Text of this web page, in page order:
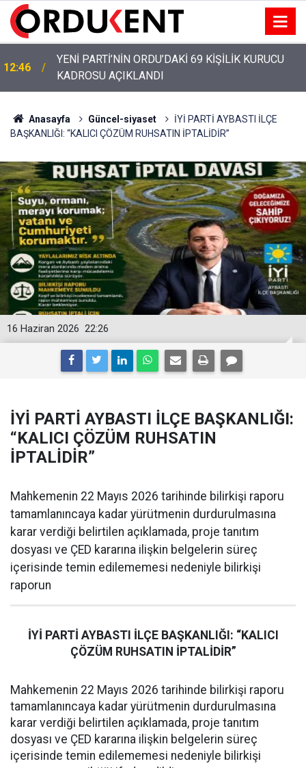
12:22
YENİ PARTİ ALTINORDU’DA KURUCU YÖNETİMİNİ
AÇIKLADI
Anasayfa Güncel-siyaset
İYİ PARTİ AYBASTI İLÇE
BAŞKANLIĞI: “KALICI ÇÖZÜM RUHSATIN İPTALİDİR”
22:26
16 Haziran 2026
İYİ PARTİ AYBASTI İLÇE BAŞKANLIĞI:
“KALICI ÇÖZÜM RUHSATIN
İPTALİDİR”
Mahkemenin 22 Mayıs 2026 tarihinde bilirkişi raporu
tamamlanıncaya kadar yürütmenin durdurulmasına
karar verdiği belirtilen açıklamada, proje tanıtım
dosyası ve ÇED kararına ilişkin belgelerin süreç
içerisinde temin edilememesi nedeniyle bilirkişi
raporun
İYİ PARTİ AYBASTI İLÇE BAŞKANLIĞI: “KALICI
ÇÖZÜM RUHSATIN İPTALİDİR”
Mahkemenin 22 Mayıs 2026 tarihinde bilirkişi raporu
tamamlanıncaya kadar yürütmenin durdurulmasına
karar verdiği belirtilen açıklamada, proje tanıtım
dosyası ve ÇED kararına ilişkin belgelerin süreç
içerisinde temin edilememesi nedeniyle bilirkişi